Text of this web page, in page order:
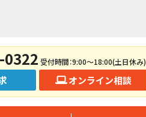
受付時間：9:00～18:00(土日休み)
オンライン相談